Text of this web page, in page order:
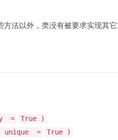
法以外，类没有被要求实现其
= True
)
unique = True
)